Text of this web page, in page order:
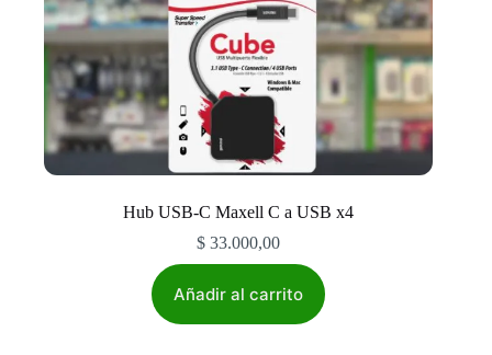
Hub USB-C Maxell C a USB x4
$ 33.000,00
Añadir al carrito